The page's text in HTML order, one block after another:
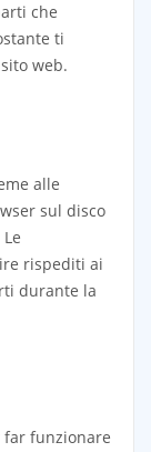
che
ti
web.
alle
sul disco
rispediti ai
durante la
far funzionare